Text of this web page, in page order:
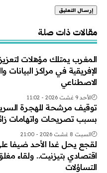
مقالات ذات صلة
المغرب يمتلك مؤهلات لتعزيز
الإفريقية في مراكز البيانات
الاصطناعي
الأحد 9 غشت 2026 - 11:02
توقيف مرشحة للهجرة
بسبب تصريحات واتهامات
السبت 8 غشت 2026 - 21:00
لقجع يحل غدا الأحد ضيفا
اقتصادي بتيزنيت.. ولقاء
التساؤلات